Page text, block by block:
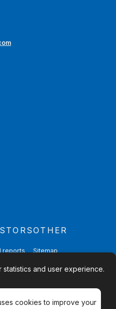
reports
OTHER
Sitemap
Contact
statistics and user experience.
cookies to improve your